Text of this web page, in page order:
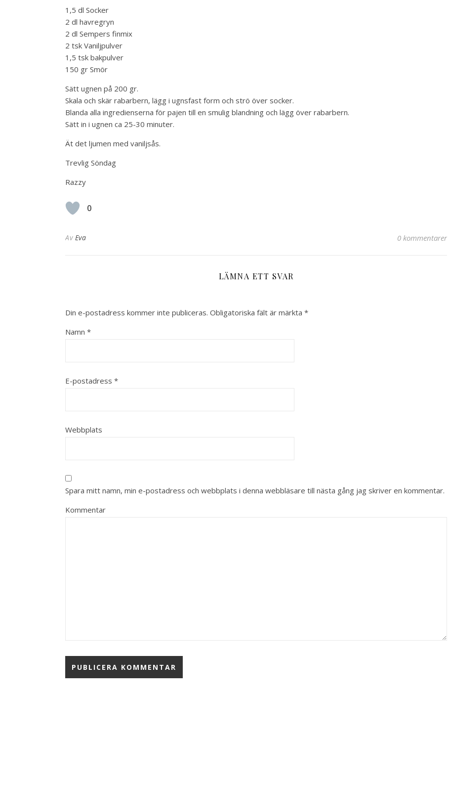
1,5 dl Socker
2 dl havregryn
2 dl Sempers finmix
2 tsk Vaniljpulver
1,5 tsk bakpulver
150 gr Smör
Sätt ugnen på 200 gr.
Skala och skär rabarbern, lägg i ugnsfast form och strö över socker.
Blanda alla ingredienserna för pajen till en smulig blandning och lägg över rabarbern.
Sätt in i ugnen ca 25-30 minuter.
Ät det ljumen med vaniljsås.
Trevlig Söndag
Razzy
0
Av Eva 0 kommentarer
LÄMNA ETT SVAR
Din e-postadress kommer inte publiceras. Obligatoriska fält är märkta *
Namn *
E-postadress *
Webbplats
Spara mitt namn, min e-postadress och webbplats i denna webbläsare till nästa gång jag skriver en kommentar.
Kommentar